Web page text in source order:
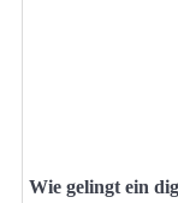
Wie gelingt ein